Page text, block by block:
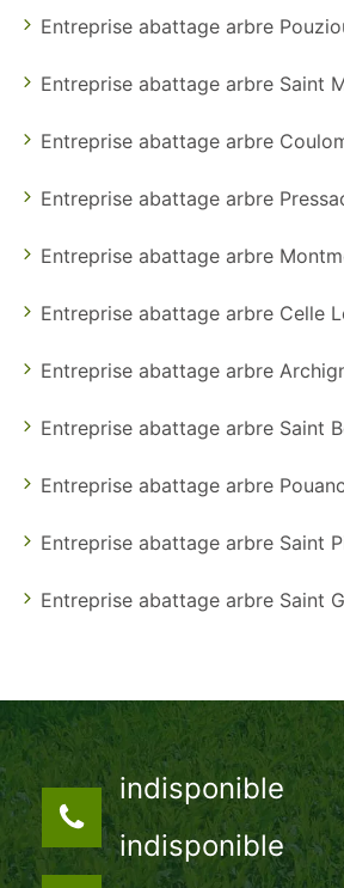
Entreprise abattage arbre
Entreprise abattage arbre Saint
Entreprise abattage arbre
Entreprise abattage arbre
Entreprise abattage arbre
Entreprise abattage arbre Celle
Entreprise abattage arbre
Entreprise abattage arbre Saint
Entreprise abattage arbre
Entreprise abattage arbre Saint
Entreprise abattage arbre Saint
indisponible
indisponible